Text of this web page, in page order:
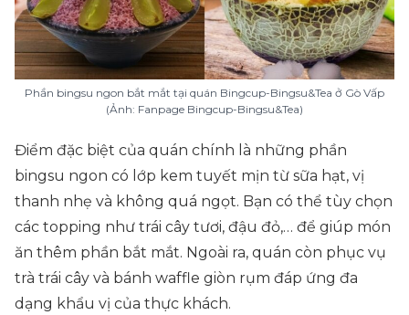
Phần bingsu ngon bắt mắt tại quán Bingcup-Bingsu&Tea ở Gò Vấp
(Ảnh: Fanpage Bingcup-Bingsu&Tea)
Điểm đặc biệt của quán chính là những phần
bingsu ngon có lớp kem tuyết mịn từ sữa hạt, vị
thanh nhẹ và không quá ngọt. Bạn có thể tùy chọn
các topping như trái cây tươi, đậu đỏ,… để giúp món
ăn thêm phần bắt mắt. Ngoài ra, quán còn phục vụ
trà trái cây và bánh waffle giòn rụm đáp ứng đa
dạng khẩu vị của thực khách.